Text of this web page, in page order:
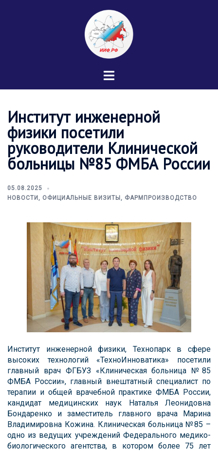
Переключатель
Институт инженерной
физики посетили
руководители Клинической
больницы №85 ФМБА России
05.08.2025
НОВОСТИ , ОФИЦИАЛЬНЫЕ ВИЗИТЫ , ФАРМПРОИЗВОДСТВО
Институт инженерной физики, Технопарк в сфере
высоких технологий «ТехноИнноватика» посетили
главный врач ФГБУЗ «Клиническая больница №85
ФМБА России», главный внештатный специалист по
терапии и общей врачебной практике ФМБА России,
кандидат медицинских наук Наталья Леонидовна
Бондаренко и заместитель главного врача Марина
Владимировна Кожина. Клиническая больница №85 –
одно из ведущих учреждений Федерального медико-
биологического агентства, в котором более 75 лет